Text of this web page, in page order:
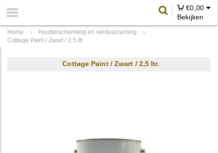
€0,00
Bekijken
Home › Houtbescherming en verduurzaming
›
Cottage Paint / Zwart / 2,5 ltr.
Cottage Paint / Zwart / 2,5 ltr.